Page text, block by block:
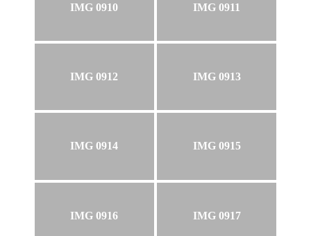
IMG 0910 IMG 0911
IMG 0912 IMG 0913
IMG 0914 IMG 0915
IMG 0916 IMG 0917